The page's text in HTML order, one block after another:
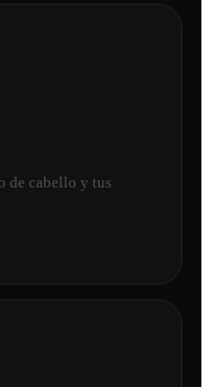
de cabello y tus